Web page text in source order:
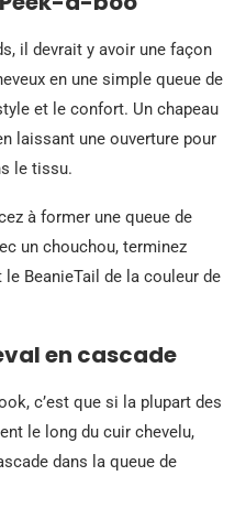
il devrait y avoir une façon
en une simple queue de
et le confort. Un chapeau
laissant une ouverture pour
le tissu.
à former une queue de
un chouchou, terminez
BeanieTail de la couleur de
en cascade
c’est que si la plupart des
le long du cuir chevelu,
dans la queue de